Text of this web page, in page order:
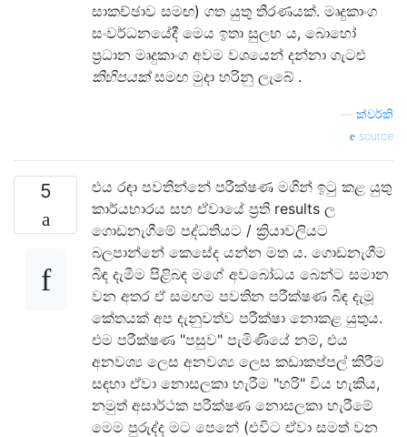
සාකච්ඡාව සමඟ) ගත යුතු තීරණයක්. මෘදුකාංග
සංවර්ධනයේදී මෙය ඉතා සුලභ ය, බොහෝ
ප්‍රධාන මෘදුකාංග අවම වශයෙන් දන්නා ගැටළු
කිහිපයක්සමඟ මුදා හරිනු ලැබේ .
ක්වර්කි
source
5
එය රඳා පවතින්නේ පරීක්ෂණ මගින් ඉටු කළ යුතු
කාර්යභාරය සහ ඒවායේ ප්‍රති results ල
ගොඩනැගීමේ පද්ධතියට / ක්‍රියාවලියට
බලපාන්නේ කෙසේද යන්න මත ය. ගොඩනැගීම
බිඳ දැමීම පිළිබඳ මගේ අවබෝධය බෙන්ට සමාන
වන අතර ඒ සමඟම පවතින පරීක්ෂණ බිඳ දැමූ
කේතයක් අප දැනුවත්ව පරීක්ෂා නොකළ යුතුය.
එම පරීක්ෂණ "පසුව" පැමිණියේ නම්, එය
අනවශ්‍ය ලෙස අනවශ්‍ය ලෙස කඩාකප්පල් කිරීම
සඳහා ඒවා නොසලකා හැරීම "හරි" විය හැකිය,
නමුත් අසාර්ථක පරීක්ෂණ නොසලකා හැරීමේ
මෙම පුරුද්ද මට පෙනේ (එවිට ඒවා සමත් වන